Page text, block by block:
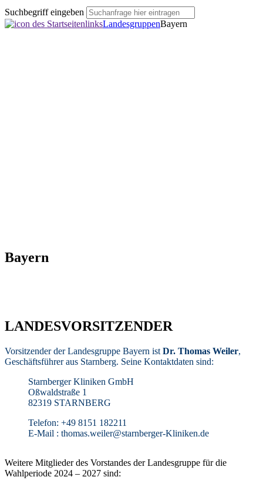
Suchbegriff eingeben
LandesgruppenBayern
Bayern
LANDESVORSITZENDER
Vorsitzender der Landesgruppe Bayern ist Dr. Thomas Weiler,
Geschäftsführer aus Starnberg. Seine Kontaktdaten sind:
Starnberger Kliniken GmbH
Oßwaldstraße 1
82319 STARNBERG
Telefon: +49 8151 182211
E-Mail : thomas.weiler@starnberger-Kliniken.de
Weitere Mitglieder des Vorstandes der Landesgruppe für die
Wahlperiode 2024 – 2027 sind: